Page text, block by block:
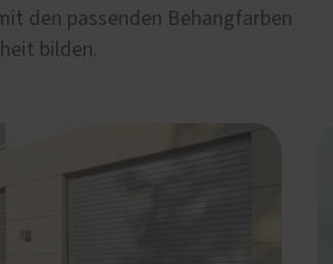
den passenden Behangfarben
bilden.